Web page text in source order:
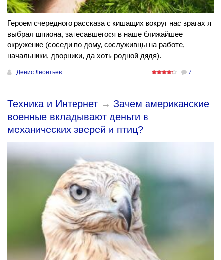
Героем очередного рассказа о кишащих вокруг нас врагах я
выбрал шпиона, затесавшегося в наше ближайшее
окружение (соседи по дому, сослуживцы на работе,
начальники, дворники, да хоть родной дядя).
Денис Леонтьев 7
Техника и Интернет → Зачем американские
военные вкладывают деньги в
механических зверей и птиц?